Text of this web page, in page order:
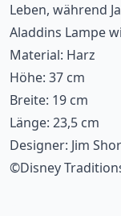
Leben, während
Aladdins Lampe
Material: Harz
Höhe: 37 cm
Breite: 19 cm
Länge: 23,5 cm
Designer: Jim
©Disney